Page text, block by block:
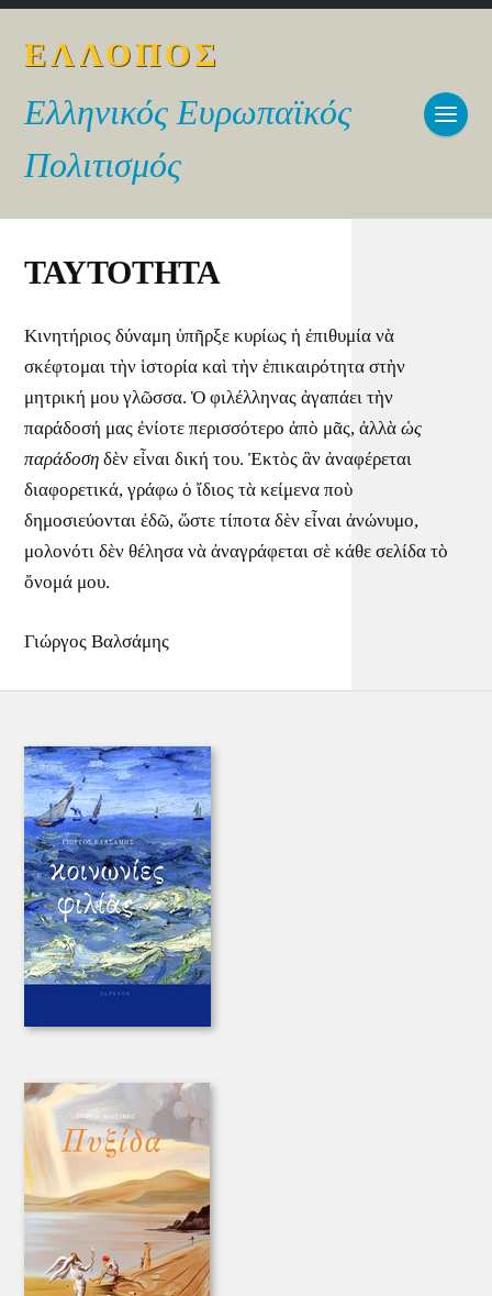
ΕΛΛΟΠΟΣ
Ελληνικός Ευρωπαϊκός
Πολιτισμός
ΤΑΥΤΟΤΗΤΑ
Κινητήριος δύναμη ὑπῆρξε κυρίως ἡ ἐπιθυμία νὰ
σκέφτομαι τὴν ἱστορία καὶ τὴν ἐπικαιρότητα στὴν
μητρική μου γλῶσσα. Ὁ φιλέλληνας ἀγαπάει τὴν
παράδοσή μας ἐνίοτε περισσότερο ἀπὸ μᾶς, ἀλλὰὡς
παράδοση δὲν εἶναι δική του. Ἐκτὸς ἂν ἀναφέρεται
διαφορετικά, γράφω ὁ ἴδιος τὰ κείμενα ποὺ
δημοσιεύονται ἐδῶ, ὥστε τίποτα δὲν εἶναι ἀνώνυμο,
μολονότι δὲν θέλησα νὰ ἀναγράφεται σὲ κάθε σελίδα τὸ
ὄνομά μου.
Γιώργος Βαλσάμης